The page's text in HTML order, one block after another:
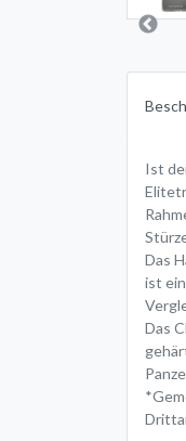
Ist
Das
ist
Das